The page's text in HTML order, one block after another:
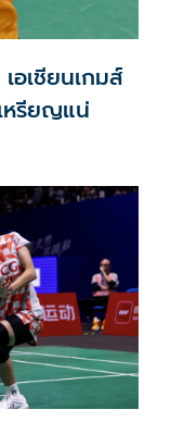
เชียนเกมส์
หรียญแน่